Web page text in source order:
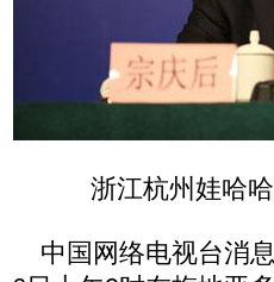
浙江杭州娃哈
中国网络电视台消